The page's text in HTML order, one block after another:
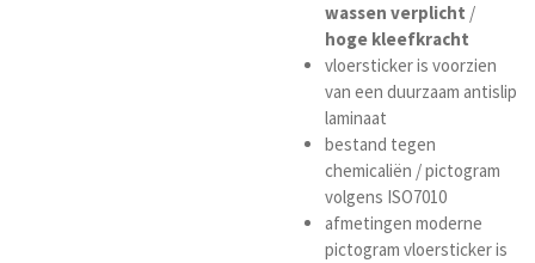
wassen verplicht /
hoge kleefkracht
vloersticker is voorzien
van een duurzaam antislip
laminaat
bestand tegen
chemicaliën / pictogram
volgens ISO7010
afmetingen moderne
pictogram vloersticker is